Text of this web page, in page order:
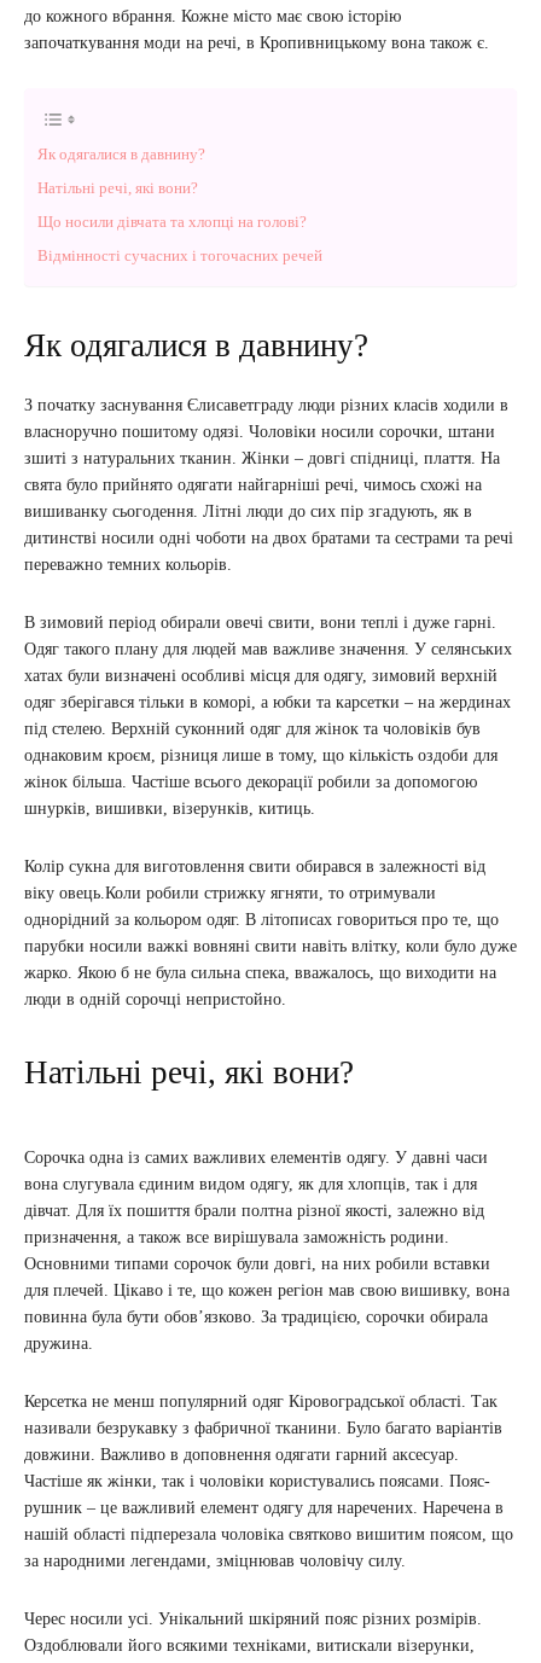
до кожного вбрання. Кожне місто має свою історію
започаткування моди на речі, в Кропивницькому вона також є.
Як одягалися в давнину?
Натільні речі, які вони?
Що носили дівчата та хлопці на голові?
Відмінності сучасних і тогочасних речей
Як одягалися в давнину?
З початку заснування Єлисаветграду люди різних класів ходили в
власноручно пошитому одязі. Чоловіки носили сорочки, штани
зшиті з натуральних тканин. Жінки – довгі спідниці, плаття. На
свята було прийнято одягати найгарніші речі, чимось схожі на
вишиванку сьогодення. Літні люди до сих пір згадують, як в
дитинстві носили одні чоботи на двох братами та сестрами та речі
переважно темних кольорів.
В зимовий період обирали овечі свити, вони теплі і дуже гарні.
Одяг такого плану для людей мав важливе значення. У селянських
хатах були визначені особливі місця для одягу, зимовий верхній
одяг зберігався тільки в коморі, а юбки та карсетки – на жердинах
під стелею. Верхній суконний одяг для жінок та чоловіків був
однаковим кроєм, різниця лише в тому, що кількість оздоби для
жінок більша. Частіше всього декорації робили за допомогою
шнурків, вишивки, візерунків, китиць.
Колір сукна для виготовлення свити обирався в залежності від
віку овець.Коли робили стрижку ягняти, то отримували
однорідний за кольором одяг. В літописах говориться про те, що
парубки носили важкі вовняні свити навіть влітку, коли було дуже
жарко. Якою б не була сильна спека, вважалось, що виходити на
люди в одній сорочці непристойно.
Натільні речі, які вони?
Сорочка одна із самих важливих елементів одягу. У давні часи
вона слугувала єдиним видом одягу, як для хлопців, так і для
дівчат. Для їх пошиття брали полтна різної якості, залежно від
призначення, а також все вирішувала заможність родини.
Основними типами сорочок були довгі, на них робили вставки
для плечей. Цікаво і те, що кожен регіон мав свою вишивку, вона
повинна була бути обов’язково. За традицією, сорочки обирала
дружина.
Керсетка не менш популярний одяг Кіровоградської області. Так
називали безрукавку з фабричної тканини. Було багато варіантів
довжини. Важливо в доповнення одягати гарний аксесуар.
Частіше як жінки, так і чоловіки користувались поясами. Пояс-
рушник – це важливий елемент одягу для наречених. Наречена в
нашій області підперезала чоловіка святково вишитим поясом, що
за народними легендами, зміцнював чоловічу силу.
Черес носили усі. Унікальний шкіряний пояс різних розмірів.
Оздоблювали його всякими техніками, витискали візерунки,